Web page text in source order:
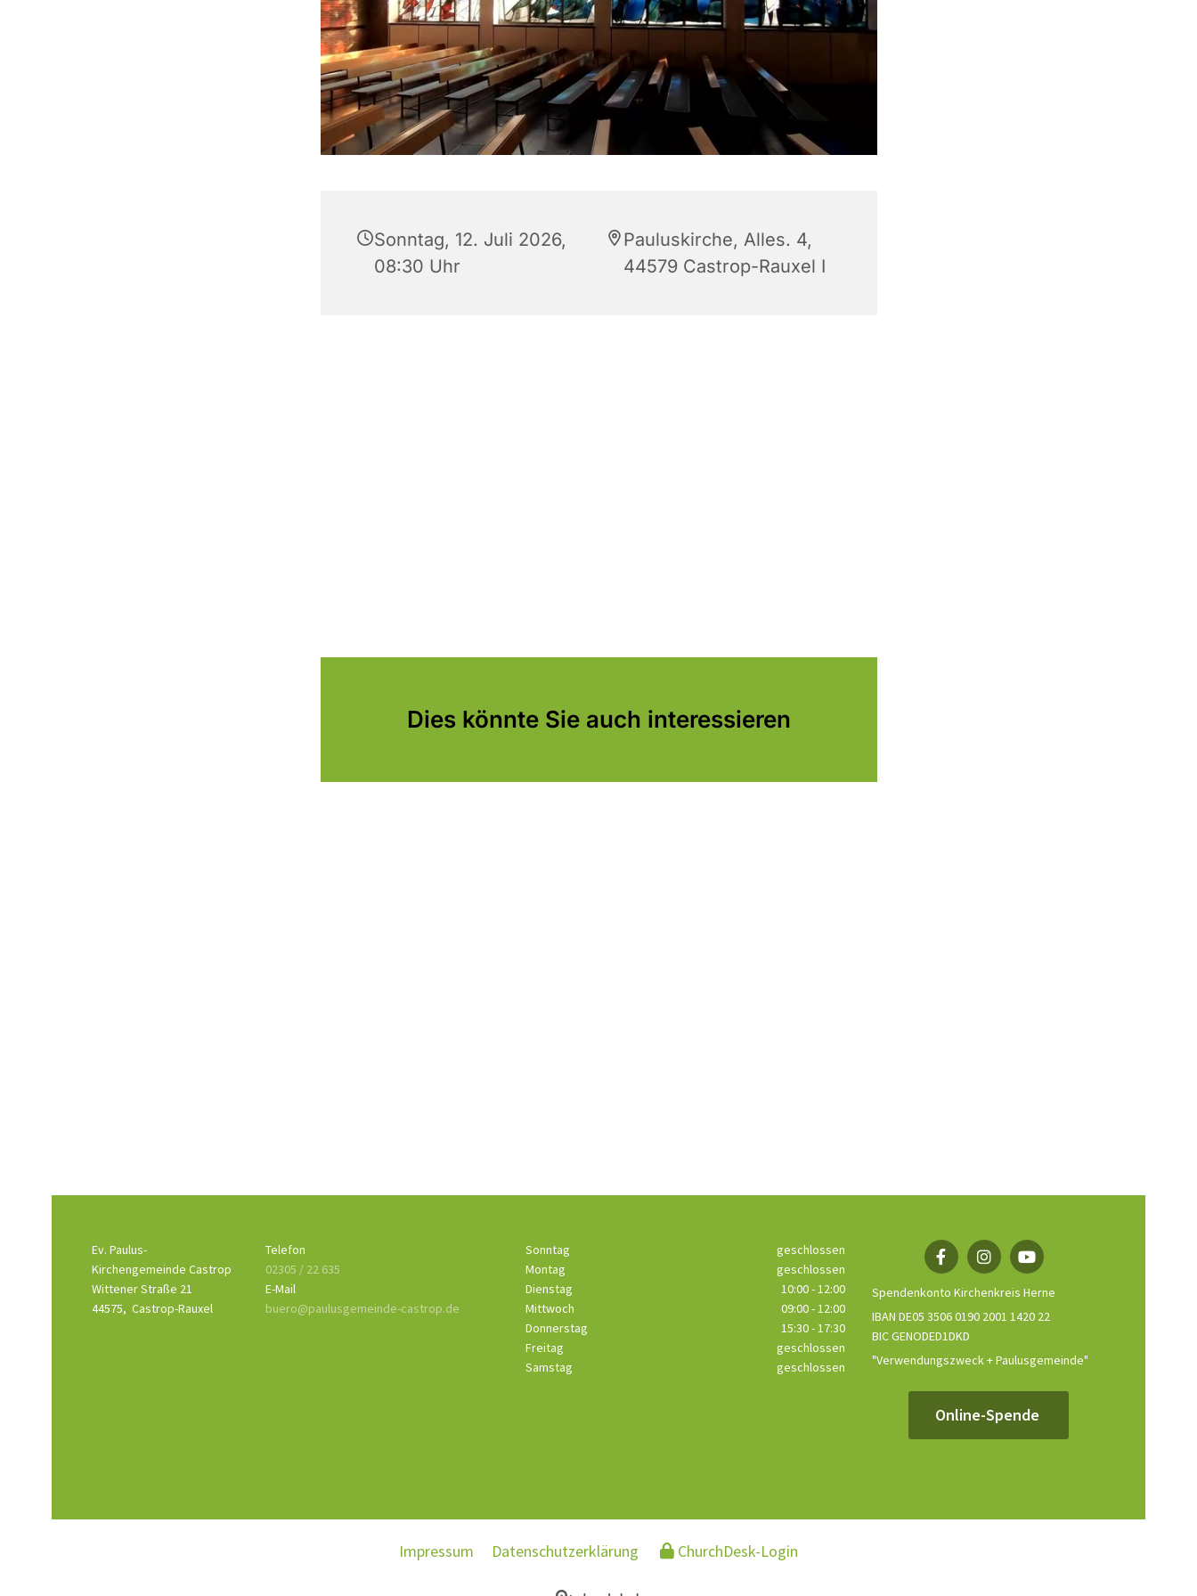
Sonntag, 12. Juli 2026,
08:30 Uhr
Pauluskirche, Alles. 4,
44579 Castrop-Rauxel I
Dies könnte Sie auch interessieren
Ev. Paulus-
Kirchengemeinde Castrop
Wittener Straße 21
44575, Castrop-Rauxel
Telefon
02305 / 22 635
E-Mail
buero@paulusgemeinde-castrop.de
Sonntag
geschlossen
Montag
geschlossen
Dienstag
10:00 - 12:00
Mittwoch
09:00 - 12:00
Donnerstag
15:30 - 17:30
Freitag
geschlossen
Samstag
geschlossen
Spendenkonto Kirchenkreis Herne
IBAN DE05 3506 0190 2001 1420 22
BIC GENODED1DKD
"Verwendungszweck + Paulusgemeinde"
Online-Spende
Impressum Datenschutzerklärung ChurchDesk-Login